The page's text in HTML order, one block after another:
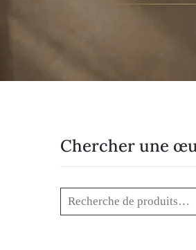
Chercher une